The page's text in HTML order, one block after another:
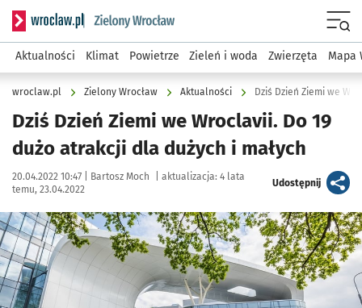
Serwis informacyjny wroclaw.pl podserwis: Środowisko we
Aktualności Klimat Powietrze Zieleń i woda Zwierzęta Mapa
wroclaw.pl Zielony Wrocław Aktualności Dziś Dzień Ziemi we
Dziś Dzień Ziemi we Wroclavii. Do 19
dużo atrakcji dla dużych i małych
Data publikacji:
20.04.2022 10:47 | Autor:
Bartosz Moch aktualizacja: 4 lata
temu, 23.04.2022
Udostępnijartykuł
Kliknij, aby powiększyć